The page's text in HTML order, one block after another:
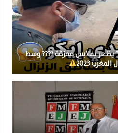
يظهر بملابس ممزقة ???? وسط
2023